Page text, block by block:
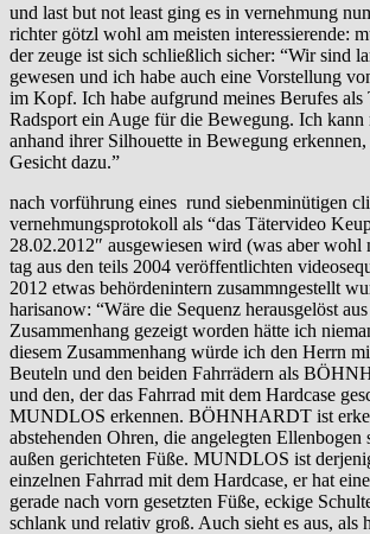
und last but not least ging es in vernehmung
richter götzl wohl am meisten interessierende:
der zeuge ist sich schließlich sicher: “Wir sind
gewesen und ich habe auch eine Vorstellung
im Kopf. Ich habe aufgrund meines Berufes als
Radsport ein Auge für die Bewegung. Ich kann
anhand ihrer Silhouette in Bewegung
Gesicht dazu.”
nach vorführung eines rund siebenminütigen
vernehmungsprotokoll als “das Tätervideo
28.02.2012″ ausgewiesen wird (was aber wohl
tag aus den teils 2004 veröffentlichten
2012 etwas behördenintern zusammngestellt
harisanow: “Wäre die Sequenz herausgelöst
Zusammenhang gezeigt worden hätte ich
diesem Zusammenhang würde ich den Herrn
Beuteln und den beiden Fahrrädern als
und den, der das Fahrrad mit dem Hardcase
MUNDLOS erkennen. BÖHNHARDT ist
abstehenden Ohren, die angelegten Ellenbogen
außen gerichteten Füße. MUNDLOS ist
einzelnen Fahrrad mit dem Hardcase, er hat
gerade nach vorn gesetzten Füße, eckige
schlank und relativ groß. Auch sieht es aus,